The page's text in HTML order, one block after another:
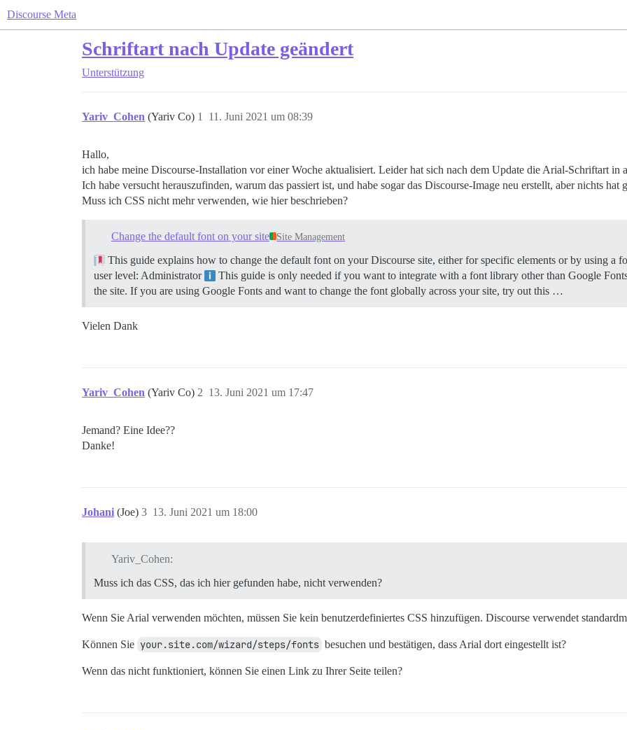
Discourse Meta
Schriftart nach Update geändert
Unterstützung
Yariv_Cohen (Yariv Co) 11. Juni 2021 um 08:39
1
Hallo,
ich habe meine Discourse-Installation vor einer Woche aktualisiert. Leider hat sich nach dem Update die Arial-Schriftart in
Ich habe versucht herauszufinden, warum das passiert ist, und habe sogar das Discourse-Image neu erstellt, aber nichts
Muss ich CSS nicht mehr verwenden, wie hier beschrieben?
Change the default font on your site Site Management
This guide explains how to change the default font on your Discourse site, either for specific elements or by using a
user level: Administrator
This guide is only needed if you want to integrate with a font library other than Google
the site. If you are using Google Fonts and want to change the font globally across your site, try out this …
Vielen Dank
Yariv_Cohen (Yariv Co) 13. Juni 2021 um 17:47
2
Jemand? Eine Idee??
Danke!
Johani (Joe) 13. Juni 2021 um 18:00
3
Yariv_Cohen:
Muss ich das CSS, das ich hier gefunden habe, nicht verwenden?
Wenn Sie Arial verwenden möchten, müssen Sie kein benutzerdefiniertes CSS hinzufügen. Discourse verwendet
Können Sie your.site.com/wizard/steps/fonts besuchen und bestätigen, dass Arial dort eingestellt ist?
Wenn das nicht funktioniert, können Sie einen Link zu Ihrer Seite teilen?